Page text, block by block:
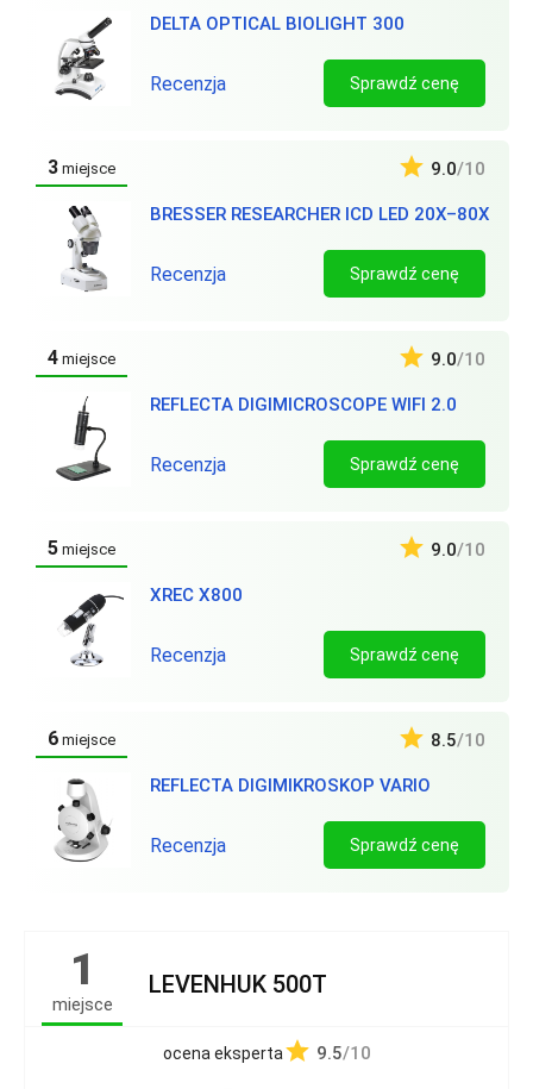
DELTA OPTICAL BIOLIGHT 300
Recenzja Sprawdź cenę
3 miejsce
BRESSER RESEARCHER ICD LED 20X–80X
9.0/10
Recenzja Sprawdź cenę
4 miejsce
REFLECTA DIGIMICROSCOPE WIFI 2.0
9.0/10
Recenzja Sprawdź cenę
5 miejsce
XREC X800
9.0/10
Recenzja Sprawdź cenę
6 miejsce
REFLECTA DIGIMIKROSKOP VARIO
8.5/10
Recenzja Sprawdź cenę
1
miejsce
LEVENHUK 500T
ocena eksperta 9.5/10